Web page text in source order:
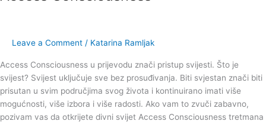
Leave a Comment / Katarina Ramljak
Access Consciousness u prijevodu znači pristup svijesti. Što je
svijest? Svijest uključuje sve bez prosuđivanja. Biti svjestan znači biti
prisutan u svim područjima svog života i kontinuirano imati više
mogućnosti, više izbora i više radosti. Ako vam to zvuči zabavno,
pozivam vas da otkrijete divni svijet Access Consciousness tretmana